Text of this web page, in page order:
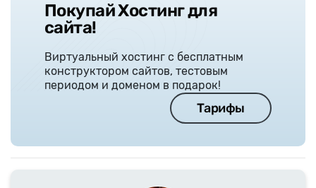
Покупай Хостинг для
сайта!
Виртуальный хостинг с бесплатным
конструктором сайтов, тестовым
периодом и доменом в подарок!
Тарифы